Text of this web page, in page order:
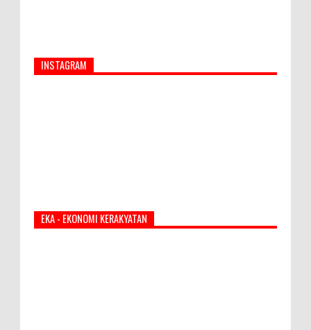
INSTAGRAM
EKA - EKONOMI KERAKYATAN